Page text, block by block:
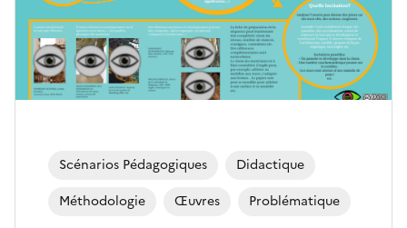
Scénarios Pédagogiques
Didactique
Méthodologie
Œuvres Problématique